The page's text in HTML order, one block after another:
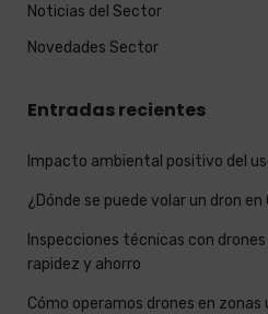
Noticias del Sector
Novedades Sector
Entradas recientes
Impacto ambiental positivo del
¿Dónde se puede volar un dron
Inspecciones técnicas con
rapidez y ahorro
Cómo operamos drones en zonas